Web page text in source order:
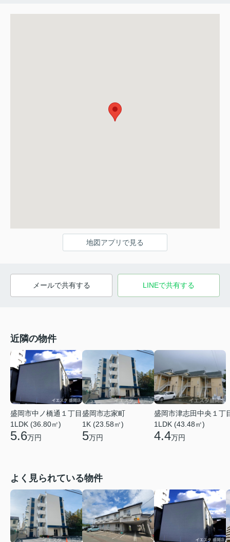
地図アプリで見る
メールで共有する LINEで共有する
近隣の物件
盛岡市中ノ橋通１丁目
1LDK (36.80㎡)
5.6万円
盛岡市志家町
1K (23.58㎡)
5万円
盛岡市津志田中央１丁
1LDK (43.48㎡)
4.4万円
よく見られている物件